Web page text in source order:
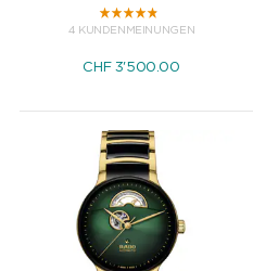
4 KUNDENMEINUNGEN
CHF 3'500.00